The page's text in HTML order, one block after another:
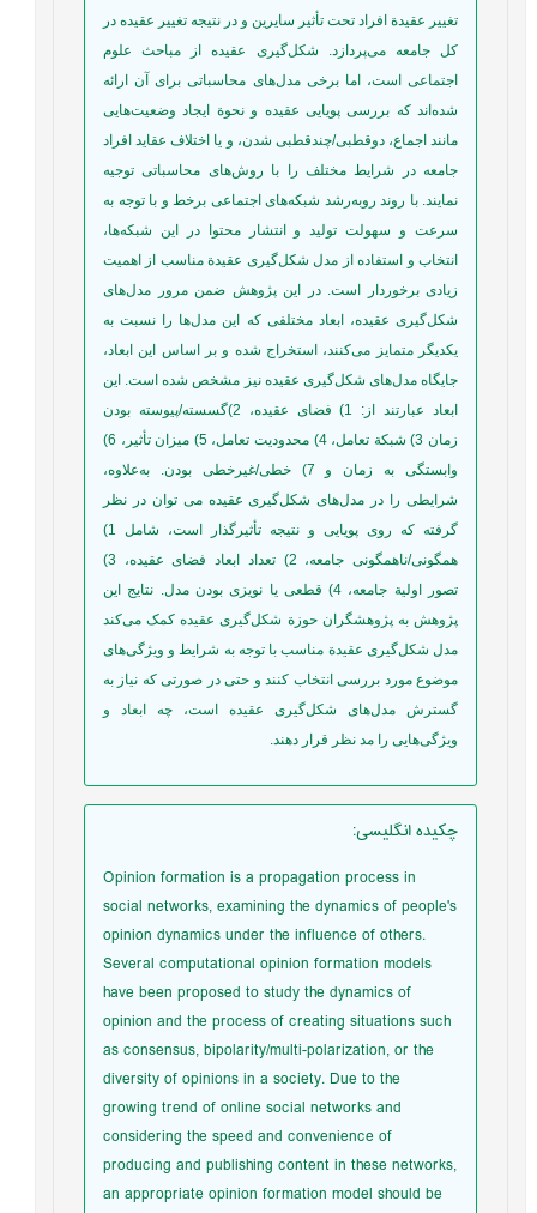
تغییر عقیدة افراد تحت تأثیر سایرین و در نتیجه تغییر عقیده در
کل جامعه می‌پردازد. شکل‌گیری عقیده از مباحث علوم
اجتماعی است، اما برخی مدل‌های محاسباتی برای آن ارائه
شده‌اند که بررسی پویایی عقیده و نحوة ایجاد وضعیت‌هایی
مانند اجماع، دوقطبی/چندقطبی شدن، و یا اختلاف عقاید افراد
جامعه در شرایط مختلف را با روش‌های محاسباتی توجیه
نمایند. با روند روبه‌رشد شبکه‌های اجتماعی برخط و با توجه به
سرعت و سهولت تولید و انتشار محتوا در این شبکه‌ها،
انتخاب و استفاده از مدل شکل‌گیری عقیدة مناسب از اهمیت
زیادی برخوردار است. در این پژوهش ضمن مرور مدل‌های
شکل‌گیری عقیده، ابعاد مختلفی که این مدل‌ها را نسبت به
یکدیگر متمایز می‌کنند، استخراج شده و بر اساس این ابعاد،
جایگاه مدل‌های شکل‌گیری عقیده نیز مشخص شده است. این
ابعاد عبارتند از: 1) فضای عقیده، 2)گسسته/پیوسته بودن
زمان 3) شبکة تعامل، 4) محدودیت تعامل، 5) میزان تأثیر، 6)
وابستگی به زمان و 7) خطی/غیرخطی بودن. به‌علاوه،
شرایطی را در مدل‌های شکل‌گیری عقیده می توان در نظر
گرفته که روی پویایی و نتیجه تأثیرگذار است، شامل 1)
همگونی/ناهمگونی جامعه، 2) تعداد ابعاد فضای عقیده، 3)
تصور اولیة جامعه، 4) قطعی یا نویزی بودن مدل. نتایج این
پژوهش به پژوهشگران حوزة شکل‌گیری عقیده کمک می‌کند
مدل شکل‌گیری عقیدة مناسب با توجه به شرایط و ویژگی‌های
موضوع مورد بررسی انتخاب کنند و حتی در صورتی که نیاز به
گسترش مدل‌های شکل‌گیری عقیده است، چه ابعاد و
ویژگی‌هایی را مد نظر قرار دهند.
چکیده انگلیسی:
Opinion formation is a propagation process in
social networks, examining the dynamics of people's
opinion dynamics under the influence of others.
Several computational opinion formation models
have been proposed to study the dynamics of
opinion and the process of creating situations such
as consensus, bipolarity/multi-polarization, or the
diversity of opinions in a society. Due to the
growing trend of online social networks and
considering the speed and convenience of
producing and publishing content in these networks,
an appropriate opinion formation model should be